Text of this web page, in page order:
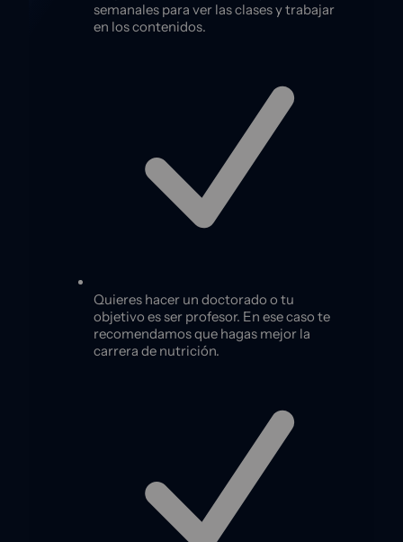
semanales para ver las clases y trabajar
en los contenidos.
Quieres hacer un doctorado o tu
objetivo es ser profesor. En ese caso te
recomendamos que hagas mejor la
carrera de nutrición.